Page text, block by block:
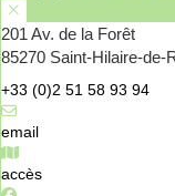
201 Av. de la Forêt
85270 Saint-Hilaire-de-
+33 (0)2 51 58 93 94
email
accès